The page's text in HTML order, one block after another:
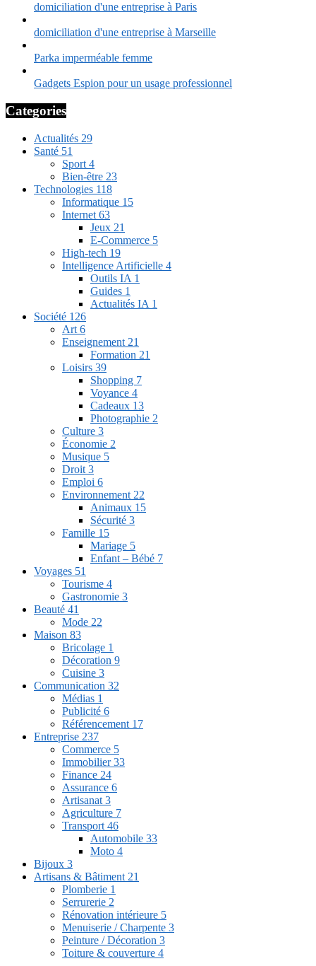
domiciliation d'une entreprise à Paris
domiciliation d'une entreprise à Marseille
Parka imperméable femme
Gadgets Espion pour un usage professionnel
Categories
Actualités 29
Santé 51
Sport 4
Bien-être 23
Technologies 118
Informatique 15
Internet 63
Jeux 21
E-Commerce 5
High-tech 19
Intelligence Artificielle 4
Outils IA 1
Guides 1
Actualités IA 1
Société 126
Art 6
Enseignement 21
Formation 21
Loisirs 39
Shopping 7
Voyance 4
Cadeaux 13
Photographie 2
Culture 3
Économie 2
Musique 5
Droit 3
Emploi 6
Environnement 22
Animaux 15
Sécurité 3
Famille 15
Mariage 5
Enfant – Bébé 7
Voyages 51
Tourisme 4
Gastronomie 3
Beauté 41
Mode 22
Maison 83
Bricolage 1
Décoration 9
Cuisine 3
Communication 32
Médias 1
Publicité 6
Référencement 17
Entreprise 237
Commerce 5
Immobilier33
Finance 24
Assurance 6
Artisanat 3
Agriculture 7
Transport 46
Automobile 33
Moto 4
Bijoux 3
Artisans & Bâtiment 21
Plomberie 1
Serrurerie 2
Rénovation intérieure 5
Menuiserie / Charpente 3
Peinture / Décoration 3
Toiture & couverture 4